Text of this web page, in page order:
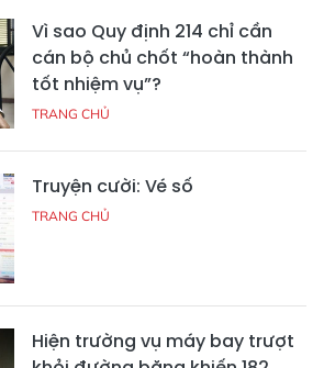
Vì sao Quy định 214 chỉ cần
cán bộ chủ chốt “hoàn thành
tốt nhiệm vụ”?
TRANG CHỦ
Truyện cười: Vé số
TRANG CHỦ
Hiện trường vụ máy bay trượt